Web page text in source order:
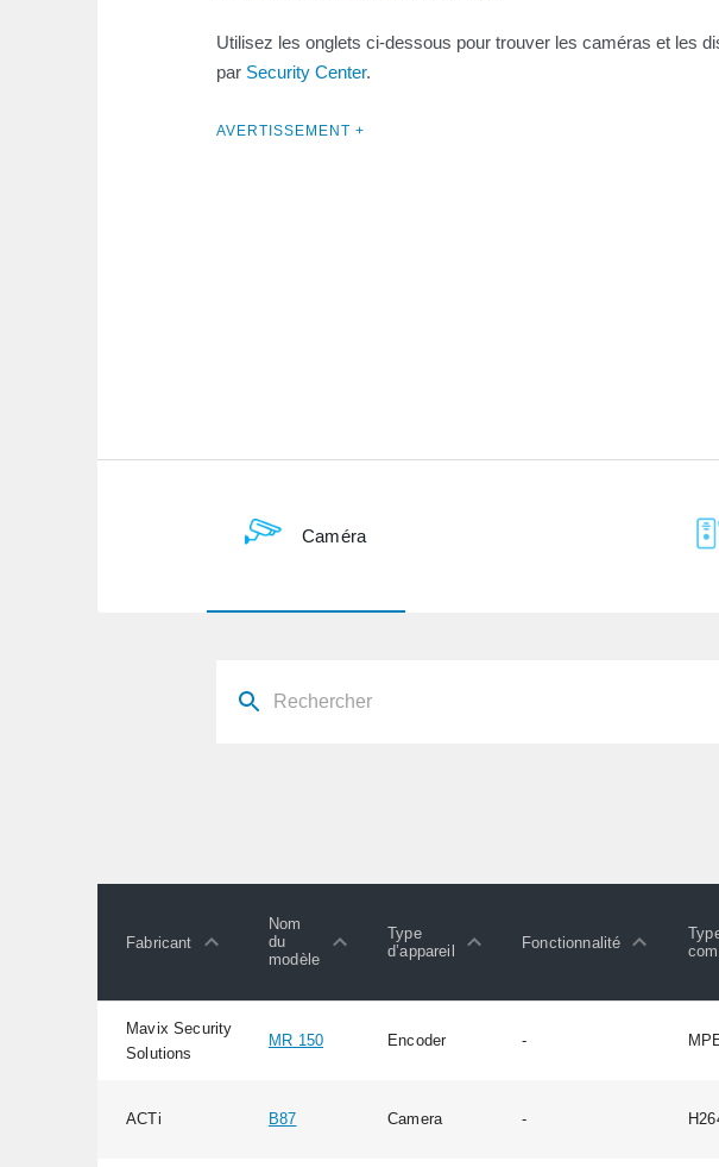
Utilisez les onglets ci-dessous pour trouver les caméras et les
par Security Center.
AVERTISSEMENT +
Caméra
Fabricant
Nom
du
modèle
Type
d’appareil
Fonctionnalité
Mavix Security
Solutions
MR 150 Encoder -
ACTi B87 Camera -